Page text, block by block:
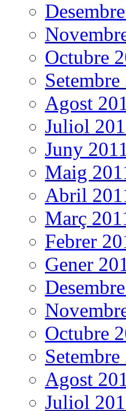
Octubre
Setembre
Agost
Juliol
Juny 2011
Maig
Abril
Març
Febrer
Gener
Octubre
Agost
Juliol